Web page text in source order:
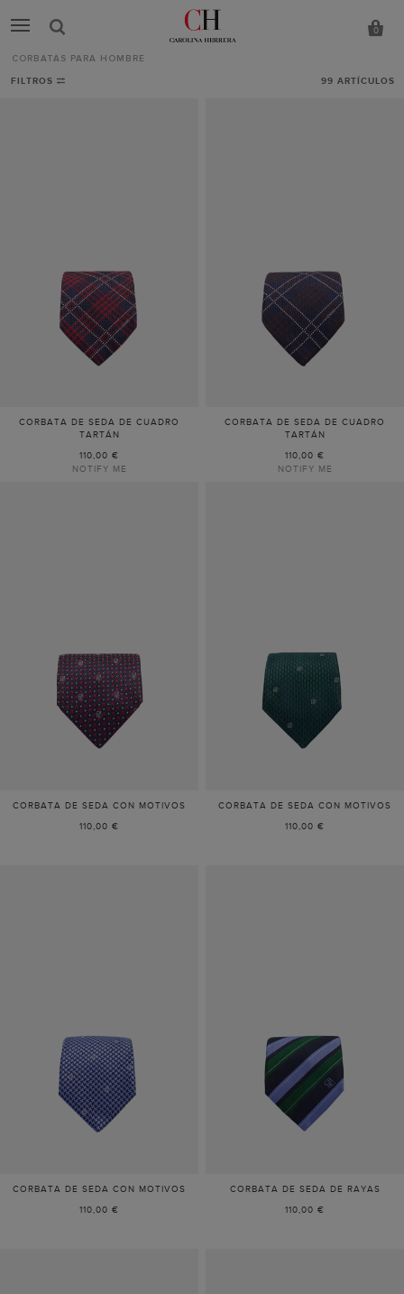
0
Corbatas
España
CORBATAS PARA HOMBRE
FILTROS 99 ARTÍCULOS
CORBATA DE SEDA DE CUADRO
TARTÁN
110,00 €
NOTIFY ME
CORBATA DE SEDA DE CUADRO
TARTÁN
110,00 €
NOTIFY ME
CORBATA DE SEDA CON MOTIVOS
110,00 €
CORBATA DE SEDA CON MOTIVOS
110,00 €
CORBATA DE SEDA CON MOTIVOS
110,00 €
CORBATA DE SEDA DE RAYAS
110,00 €